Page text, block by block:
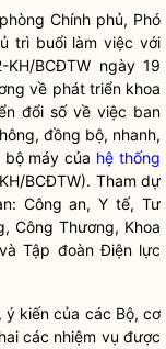
Chính phủ, Phó
trì buổi làm việc với
BCĐTW ngày 19
về phát triển khoa
đổi số về việc ban
đồng bộ, nhanh,
máy của hệ thống
BCĐTW). Tham dự
Công an, Y tế, Tư
Công Thương, Khoa
Tập đoàn Điện lực
ý kiến của các Bộ, cơ
các nhiệm vụ được